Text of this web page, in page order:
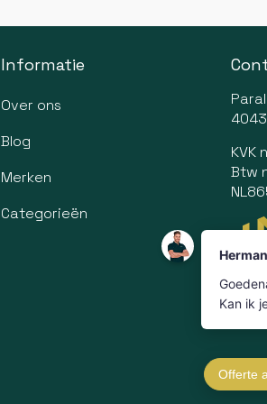
Informatie
Over ons
Blog
Merken
Categorieën
KVK
Btw